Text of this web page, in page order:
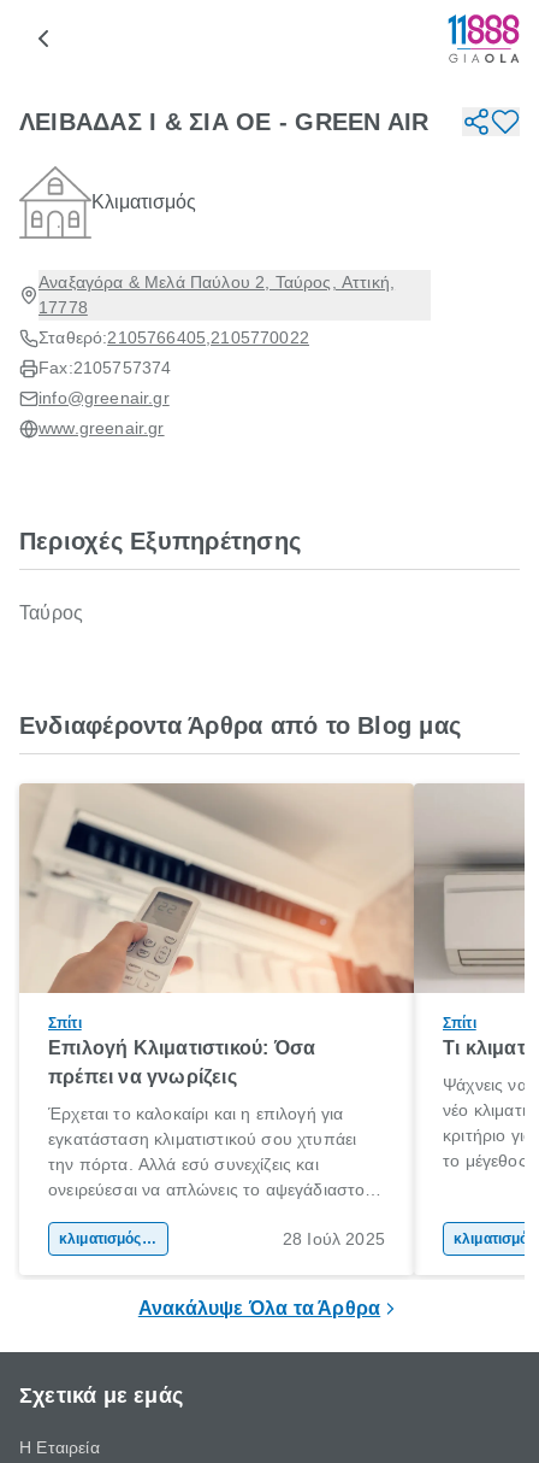
ΛΕΙΒΑΔΑΣ Ι & ΣΙΑ ΟΕ - GREEN AIR
Κλιματισμός
Αναξαγόρα & Μελά Παύλου 2, Ταύρος, Αττική,
17778
Σταθερό:2105766405 2105770022
Fax:2105757374
info@greenair.gr
www.greenair.gr
Περιοχές Εξυπηρέτησης
Ταύρος
Ενδιαφέροντα Άρθρα από το Blog μας
Σπίτι
Επιλογή Κλιματιστικού: Όσα
πρέπει να γνωρίζεις
Έρχεται το καλοκαίρι και η επιλογή για
εγκατάσταση κλιματιστικού σου χτυπάει
την πόρτα. Αλλά εσύ συνεχίζεις και
ονειρεύεσαι να απλώνεις το αψεγάδιαστο
όμως τι γίνεται;
κλιματισμός σπιτιού 28 Ιούλ 2025
Σπίτι
Τι
Ψάχνεις να
νέο
κριτήριο
το μέγεθος
μόνο στις
συσκευής.
Ανακάλυψε Όλα τα Άρθρα
Σχετικά με εμάς
Η Εταιρεία